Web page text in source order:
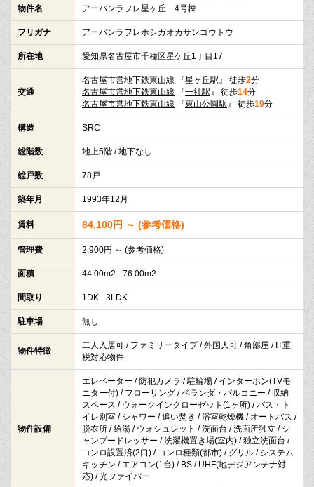
物件名 アーバンラフレ星ヶ丘 4号棟
フリガナ アーバンラフレホシガオカサンゴウトウ
所在地 愛知県名古屋市千種区星ケ丘1丁目17
交通
名古屋市営地下鉄東山線 『星ヶ丘駅 』 徒歩2分
名古屋市営地下鉄東山線 『一社駅 』 徒歩14分
名古屋市営地下鉄東山線 『東山公園駅 』 徒歩19分
構造 SRC
総階数 地上5階 / 地下なし
総戸数 78戸
築年月 1993年12月
賃料 84,100円 ～ (参考価格)
管理費 2,900円 ～ (参考価格)
面積 44.00m2 - 76.00m2
間取り 1DK - 3LDK
駐車場 無し
物件特徴
二人入居可 / ファミリータイプ / 外国人可 / 角部屋 / IT重
税対応物件
物件設備
エレベーター / 防犯カメラ / 駐輪場 / インターホン(TVモ
ニター付) / フローリング / ベランダ・バルコニー / 収納
スペース / ウォークインクローゼット(1ヶ所) / バス・ト
イレ別室 / シャワー / 追い焚き / 浴室乾燥機 / オートバス /
脱衣所 / 給湯 / ウォシュレット / 洗面台 / 洗面所独立 / シ
ャンプードレッサー / 洗濯機置き場(室内) / 独立洗面台 /
コンロ設置済(2口) / コンロ種類(都市) / グリル / システム
キッチン / エアコン(1台) / BS / UHF(地デジアンテナ対
応) / 光ファイバー